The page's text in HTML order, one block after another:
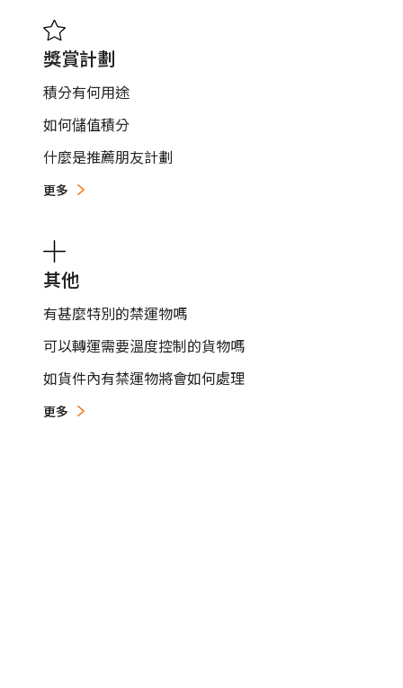
獎賞計劃
積分有何用途
如何儲值積分
什麼是推薦朋友計劃
更多
其他
有甚麼特別的禁運物嗎
可以轉運需要溫度控制的貨物嗎
如貨件內有禁運物將會如何處理
更多